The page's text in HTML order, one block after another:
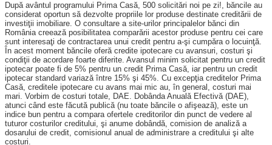
După avântul programului Prima Casă, 500 solicitări noi pe zi!, băncile au
considerat oportun să dezvolte propriile lor produse destinate cre­ditării de
investiţii imobiliare. O con­sultare a site-urilor principalelor băn­ci din
România creează posibilitatea comparării acestor produse pentru cei care
sunt interesaţi de con­trac­tarea unui credit pentru a-şi cumpăra o locuinţă.
În acest moment băncile oferă credite ipotecare cu avansuri, costuri şi
condiţii de acordare foarte diferite. Avansul minim solicitat pentru un credit
ipotecar poate fi de 5% pentru un credit Prima Casă, iar pentru un credit
ipotecar standard variază între 15% şi 45%. Cu excepţia creditelor Prima
Casă, creditele ipotecare cu avans mai mic au, în general, costuri mai
mari. Vorbim de costuri totale, DAE. Dobânda Anuală Efectivă (DAE),
atunci când este făcută publică (nu toate băncile o afişează), este un
indice bun pentru a compara ofertele creditorilor din punct de vedere al
tuturor costurilor creditului, şi anume dobândă, comision de analiză a
dosarului de credit, comisionul anual de administrare a creditului şi alte
costuri.